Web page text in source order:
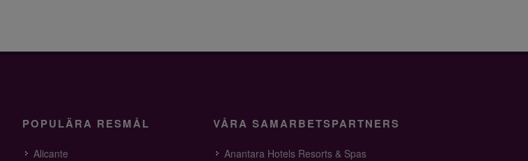
POPULÄRA RESMÅL
Alicante
VÅRA SAMARBETSPARTNERS
Anantara Hotels Resorts & Spas